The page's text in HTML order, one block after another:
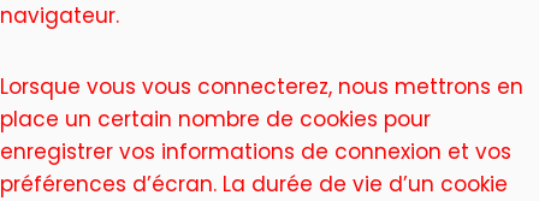
navigateur.
Lorsque vous vous connecterez, nous mettrons en
place un certain nombre de cookies pour
enregistrer vos informations de connexion et vos
préférences d’écran. La durée de vie d’un cookie